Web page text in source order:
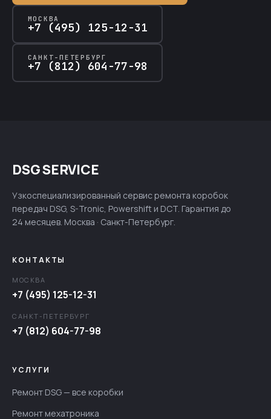
МОСКВА
+7 (495) 125-12-31
САНКТ-ПЕТЕРБУРГ
+7 (812) 604-77-98
DSG SERVICE
Узкоспециализированный сервис ремонта коробок
передач DSG, S-Tronic, Powershift и DCT. Гарантия до
24 месяцев. Москва · Санкт-Петербург.
КОНТАКТЫ
МОСКВА
+7 (495) 125-12-31
САНКТ-ПЕТЕРБУРГ
+7 (812) 604-77-98
УСЛУГИ
Ремонт DSG — все коробки
Ремонт мехатроника